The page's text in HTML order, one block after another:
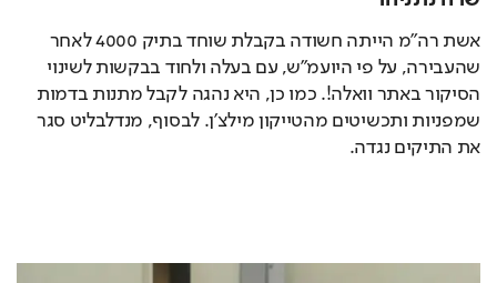
אשת רה"מ הייתה חשודה בקבלת שוחד בתיק 4000 לאחר
שהעבירה, על פי היועמ"ש, עם בעלה ולחוד בבקשות לשינוי
הסיקור באתר וואלה!. כמו כן, היא נהגה לקבל מתנות בדמות
שמפניות ותכשיטים מהטייקון מילצ'ן. לבסוף, מנדלבליט סגר
את התיקים נגדה.